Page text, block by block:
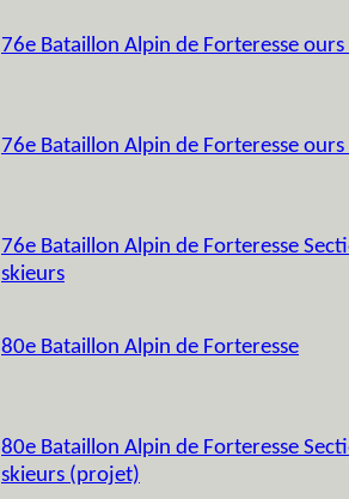
76e Bataillon Alpin de Forteresse ours
76e Bataillon Alpin de Forteresse
76e Bataillon Alpin de Forteresse
skieurs
80e Bataillon Alpin de Forteresse
80e Bataillon Alpin de Forteresse
skieurs (projet)